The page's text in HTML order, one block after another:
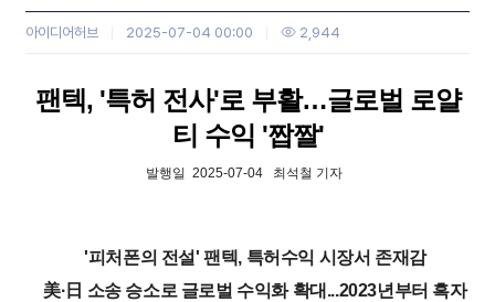
아이디어허브 2025-07-04 00:00
2,944
팬텍, '특허 전사'로 부활…글로벌 로얄
티 수익 '짭짤'
발행일 2025-07-04 최석철 기자
'피처폰의 전설' 팬텍, 특허수익 시장서 존재감
美·日 소송 승소로 글로벌 수익화 확대...2023년부터 흑자